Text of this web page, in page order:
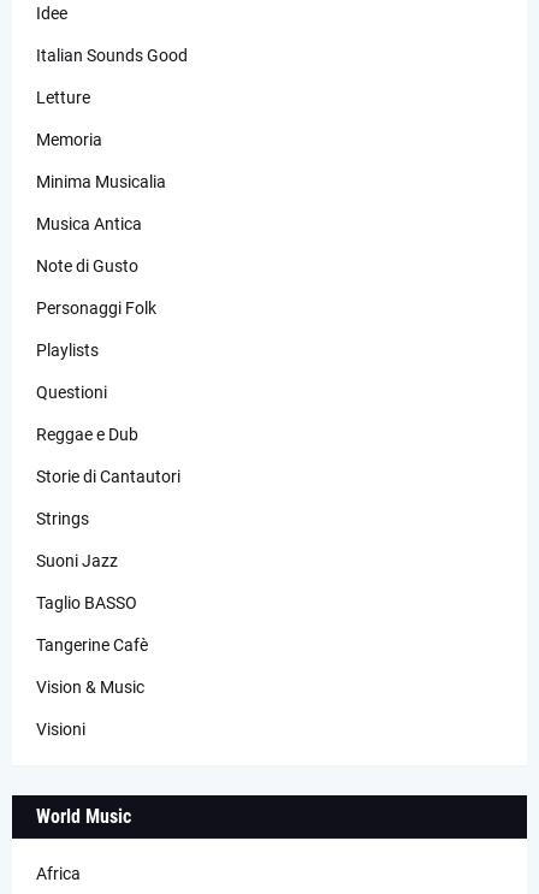
Idee
Italian Sounds Good
Letture
Memoria
Minima Musicalia
Musica Antica
Note di Gusto
Personaggi Folk
Playlists
Questioni
Reggae e Dub
Storie di Cantautori
Strings
Suoni Jazz
Taglio BASSO
Tangerine Cafè
Vision & Music
Visioni
World Music
Africa